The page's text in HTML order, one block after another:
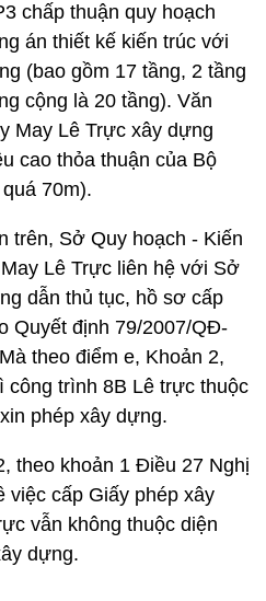
chấp thuận quy hoạch
án thiết kế kiến trúc với
(bao gồm 17 tầng, 2 tầng
cộng là 20 tầng). Văn
May Lê Trực xây dựng
cao thỏa thuận của Bộ
70m).
trên, Sở Quy hoạch - Kiến
Lê Trực liên hệ với Sở
dẫn thủ tục, hồ sơ cấp
Quyết định 79/2007/QĐ-
theo điểm e, Khoản 2,
công trình 8B Lê trực thuộc
phép xây dựng.
theo khoản 1 Điều 27 Nghị
việc cấp Giấy phép xây
vẫn không thuộc diện
dựng.